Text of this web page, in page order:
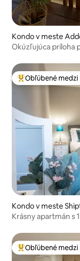
Kondo v meste
Okúzľujúca príloha
Najobľúbenejšie
Obľúbené
Kondo v meste
Krásny apartmán s
Najobľúbenejšie
Obľúbené